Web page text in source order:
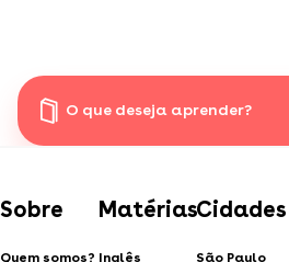
O que deseja aprender?
Sobre
Quem somos?
Matérias
Inglês
Cidades
São Paulo